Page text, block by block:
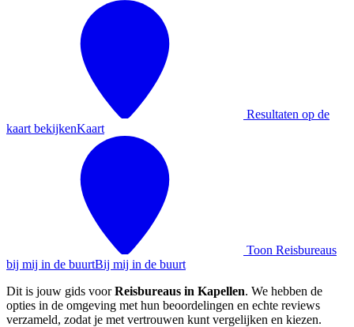
Resultaten op de
kaart bekijkenKaart
Toon Reisbureaus
bij mij in de buurtBij mij in de buurt
Dit is jouw gids voorReisbureaus in Kapellen. We hebben de
opties in de omgeving met hun beoordelingen en echte reviews
verzameld, zodat je met vertrouwen kunt vergelijken en kiezen.